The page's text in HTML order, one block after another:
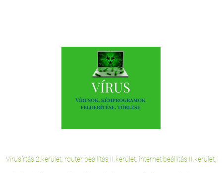
Vírusírtás 2.kerület, router beállítás II.kerület, internet beállítás II.kerület,